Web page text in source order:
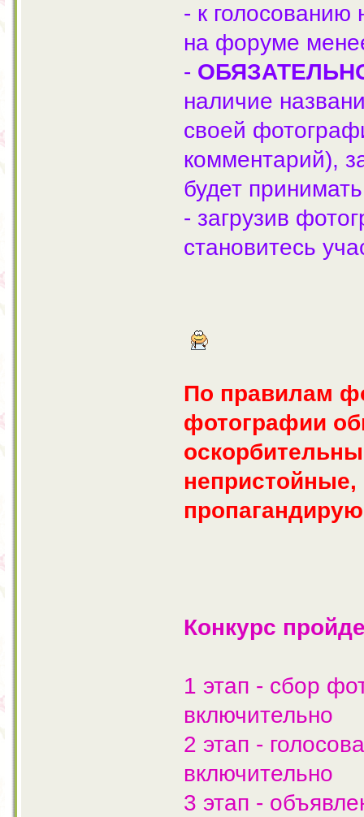
- к
на форуме
-
наличие
своей
комментарий),
будет
- загрузив
становитесь
По правилам
фотографии
непристойные,
Конкурс
1 этап - сбор
включительно
2 этап -
включительно
3 этап -